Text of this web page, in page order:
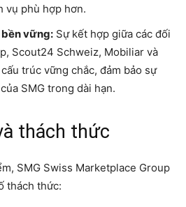
vụ phù hợp hơn.
bền vững: Sự kết hợp giữa các đối
Scout24 Schweiz, Mobiliar và
trúc vững chắc, đảm bảo sự
SMG trong dài hạn.
thách thức
SMG Swiss Marketplace Group
thách thức: